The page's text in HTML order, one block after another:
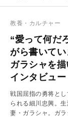
教養・カルチャー
“愛って何だ
がら書いて
ガラシャを
インタビュー
戦国屈指の勇将と
られる細川忠興。
妻・ガラシャ。ガ